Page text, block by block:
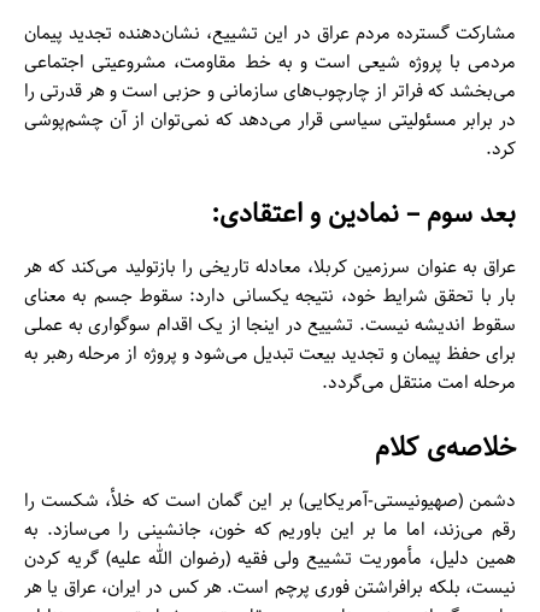
مشارکت گسترده مردم عراق در این تشییع، نشان‌دهنده تجدید پیمان
مردمی با پروژه شیعی است و به خط مقاومت، مشروعیتی اجتماعی
می‌بخشد که فراتر از چارچوب‌های سازمانی و حزبی است و هر قدرتی را
در برابر مسئولیتی سیاسی قرار می‌دهد که نمی‌توان از آن چشم‌پوشی
کرد.
بعد سوم – نمادین و اعتقادی:
عراق به عنوان سرزمین کربلا، معادله تاریخی را بازتولید می‌کند که هر
بار با تحقق شرایط خود، نتیجه یکسانی دارد: سقوط جسم به معنای
سقوط اندیشه نیست. تشییع در اینجا از یک اقدام سوگواری به عملی
برای حفظ پیمان و تجدید بیعت تبدیل می‌شود و پروژه از مرحله رهبر به
مرحله امت منتقل می‌گردد.
خلاصه‌ی کلام
دشمن (صهیونیستی-آمریکایی) بر این گمان است که خلأ، شکست را
رقم می‌زند، اما ما بر این باوریم که خون، جانشینی را می‌سازد. به
همین دلیل، مأموریت تشییع ولی فقیه (رضوان الله علیه) گریه کردن
نیست، بلکه برافراشتن فوری پرچم است. هر کس در ایران، عراق یا هر